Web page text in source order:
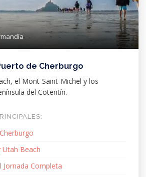
de Cherburgo
el Mont-Saint-Michel y los
del Cotentín.
Utah Beach
Completa